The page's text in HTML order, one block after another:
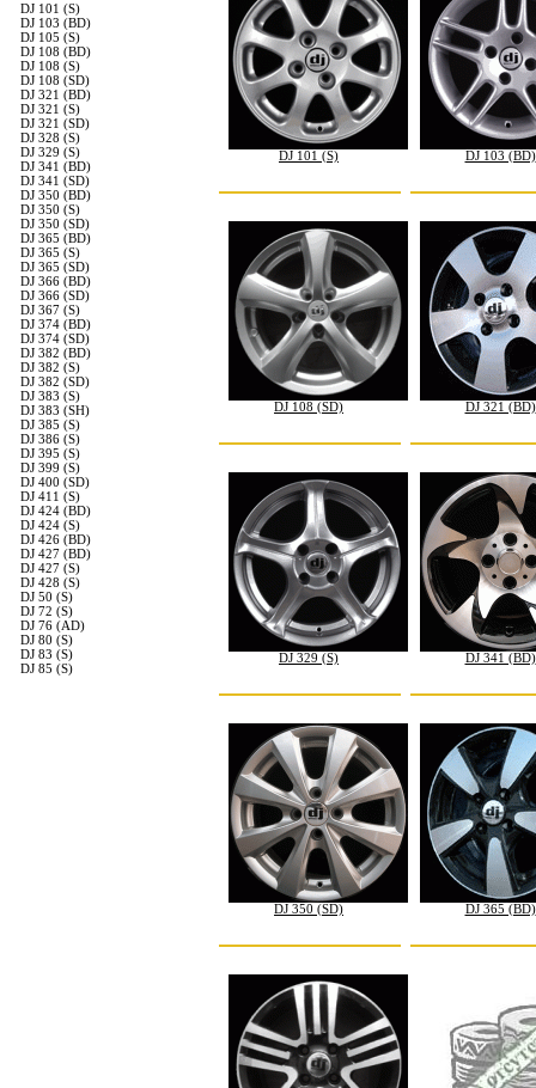
DJ 101 (S)
DJ 103 (BD)
DJ 105 (S)
DJ 108 (BD)
DJ 108 (S)
DJ 108 (SD)
DJ 321 (BD)
DJ 321 (S)
DJ 321 (SD)
DJ 328 (S)
DJ 329 (S)
DJ 341 (BD)
DJ 341 (SD)
DJ 350 (BD)
DJ 350 (S)
DJ 350 (SD)
DJ 365 (BD)
DJ 365 (S)
DJ 365 (SD)
DJ 366 (BD)
DJ 366 (SD)
DJ 367 (S)
DJ 374 (BD)
DJ 374 (SD)
DJ 382 (BD)
DJ 382 (S)
DJ 382 (SD)
DJ 383 (S)
DJ 383 (SH)
DJ 385 (S)
DJ 386 (S)
DJ 395 (S)
DJ 399 (S)
DJ 400 (SD)
DJ 411 (S)
DJ 424 (BD)
DJ 424 (S)
DJ 426 (BD)
DJ 427 (BD)
DJ 427 (S)
DJ 428 (S)
DJ 50 (S)
DJ 72 (S)
DJ 76 (AD)
DJ 80 (S)
DJ 83 (S)
DJ 85 (S)
DJ 101 (S) DJ 103 (BD)
DJ 108 (SD) DJ 321 (BD)
DJ 329 (S) DJ 341 (BD)
DJ 350 (SD) DJ 365 (BD)